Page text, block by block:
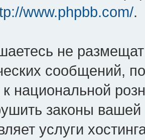
www.phpbb.com/.
не
сообщений,
национальной
законы
услуги